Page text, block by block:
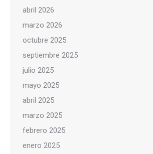
abril 2026
marzo 2026
octubre 2025
septiembre 2025
julio 2025
mayo 2025
abril 2025
marzo 2025
febrero 2025
enero 2025